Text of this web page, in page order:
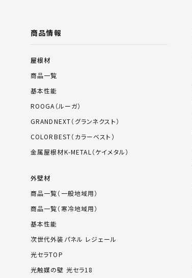
商品情報
屋根材
商品一覧
基本性能
ROOGA（ルーガ）
GRANDNEXT（グランネクスト）
COLORBEST（カラーベスト）
金属屋根材K-METAL（ケイメタル）
外壁材
商品一覧（一般地域用）
商品一覧（寒冷地域用）
基本性能
次世代外装パネル レジェール
光セラTOP
光触媒の壁 光セラ18